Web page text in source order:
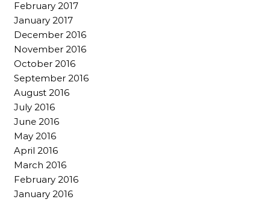
February 2017
January 2017
December 2016
November 2016
October 2016
September 2016
August 2016
July 2016
June 2016
May 2016
April 2016
March 2016
February 2016
January 2016